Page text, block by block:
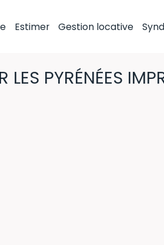
Estimer Gestion locative
LES PYRÉNÉES